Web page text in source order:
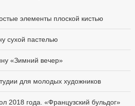
элементы плоской кистью
сухой пастелью
«Зимний вечер»
для молодых художников
2018 года. «Французский бульдог»